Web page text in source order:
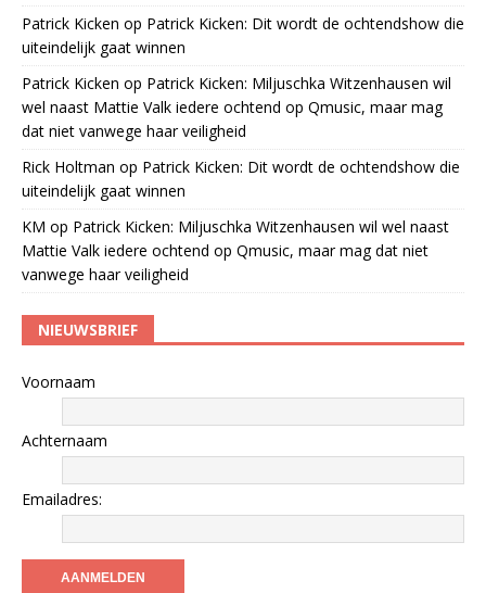
Patrick Kicken op Patrick Kicken: Dit wordt de ochtendshow die
uiteindelijk gaat winnen
Patrick Kicken op Patrick Kicken: Miljuschka Witzenhausen wil
wel naast Mattie Valk iedere ochtend op Qmusic, maar mag
dat niet vanwege haar veiligheid
Rick Holtman op Patrick Kicken: Dit wordt de ochtendshow die
uiteindelijk gaat winnen
KM op Patrick Kicken: Miljuschka Witzenhausen wil wel naast
Mattie Valk iedere ochtend op Qmusic, maar mag dat niet
vanwege haar veiligheid
NIEUWSBRIEF
Voornaam
Achternaam
Emailadres: